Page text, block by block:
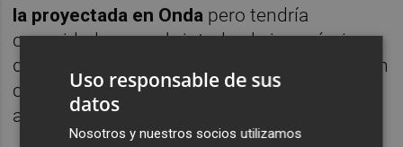
la proyectada en Onda pero tendría
capacidad para cubrir todo el eje cerámico
de l'Alcora, convirtiéndose en una instalación
clave para la descarbonización del sector
azulejero.
Uso responsable de sus
datos
Nosotros y nuestros socios utilizamos